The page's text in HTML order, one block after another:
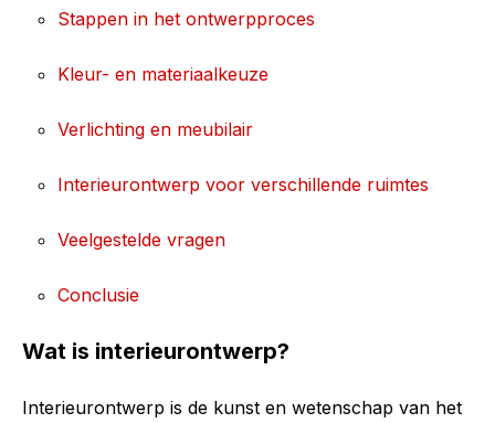
Stappen in het ontwerpproces
Kleur- en materiaalkeuze
Verlichting en meubilair
Interieurontwerp voor verschillende ruimtes
Veelgestelde vragen
Conclusie
Wat is interieurontwerp?
Interieurontwerp is de kunst en wetenschap van het